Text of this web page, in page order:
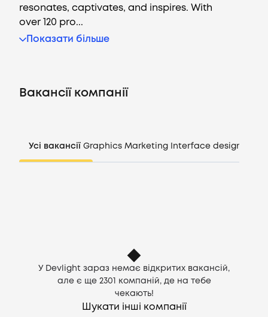
UA
resonates, captivates, and inspires. With
over 120 pro...
Показати більше
Вакансії компанії
Усі вакансії Graphics Marketing Interface design
У Devlight зараз немає відкритих вакансій,
але є ще 2301
компаній, де на тебе
чекають!
Шукати інші компанії